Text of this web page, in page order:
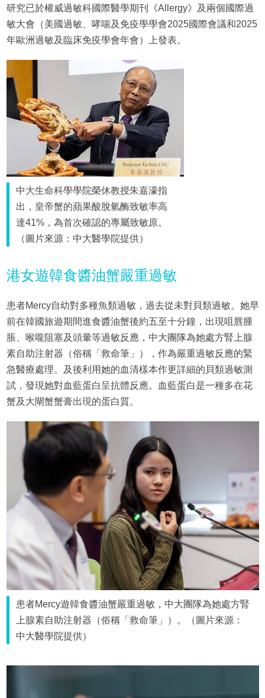
研究已於權威過敏科國際醫學期刊《Allergy》及兩個國際過
敏大會（美國過敏、哮喘及免疫學學會2025國際會議和2025
年歐洲過敏及臨床免疫學會年會）上發表。
中大生命科學學院榮休教授朱嘉濠指
出，皇帝蟹的蘋果酸脫氫酶致敏率高
達41%，為首次確認的專屬致敏原。
（圖片來源：中大醫學院提供）
港女遊韓食醬油蟹嚴重過敏
患者Mercy自幼對多種魚類過敏，過去從未對貝類過敏。她早
前在韓國旅遊期間進食醬油蟹後約五至十分鐘，出現咀唇腫
脹、喉嚨阻塞及頭暈等過敏反應，中大團隊為她處方腎上腺
素自助注射器（俗稱「救命筆」），作為嚴重過敏反應的緊
急醫療處理。及後利用她的血清樣本作更詳細的貝類過敏測
試，發現她對血藍蛋白呈抗體反應。血藍蛋白是一種多在花
蟹及大閘蟹蟹膏出現的蛋白質。
患者Mercy遊韓食醬油蟹嚴重過敏，中大團隊為她處方腎
上腺素自助注射器（俗稱「救命筆」）。（圖片來源：
中大醫學院提供）